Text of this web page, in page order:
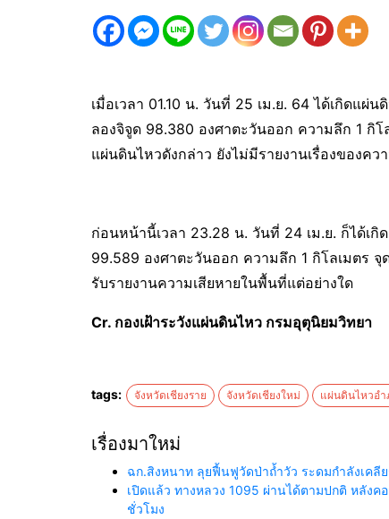
เมื่อเวลา 01.10 น. วันที่ 25 เม.ย. 64 ได้เกิดแ
ลองจิจูด 98.380 องศาตะวันออก ความลึก 1 กิ
แผ่นดินไหวดังกล่าว ยังไม่มีรายงานเรื่องของคว
ก่อนหน้านี้เวลา 23.28 น. วันที่ 24 เม.ย. ก็ได้เ
99.589 องศาตะวันออก ความลึก 1 กิโลเมตร จุ
รับรายงานความเสียหายในพื้นที่แต่อย่างใด
Cr. กองเฝ้าระวังแผ่นดินไหว กรมอุตุนิยมวิทยา
tags: จังหวัดเชียงราย จังหวัดเชียงใหม่ แผ่นดินไหวอ
เรื่องมาใหม่
ฉก.สิงหนาท ลุยฟื้นฟูวัดป่าถ้ำวัว ระดมกำลังเค
เปิดแล้ว ทางหลวง 1095 ผ่านได้ตามปกติ หลังค
ชั่วโมง